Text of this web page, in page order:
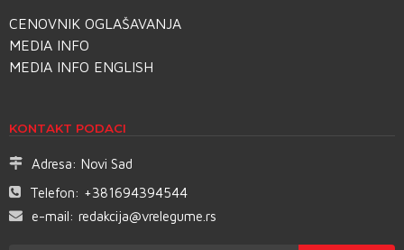
CENOVNIK OGLAŠAVANJA
MEDIA INFO
MEDIA INFO ENGLISH
KONTAKT PODACI
Adresa: Novi Sad
Telefon: +381694394544
e-mail: redakcija@vrelegume.rs